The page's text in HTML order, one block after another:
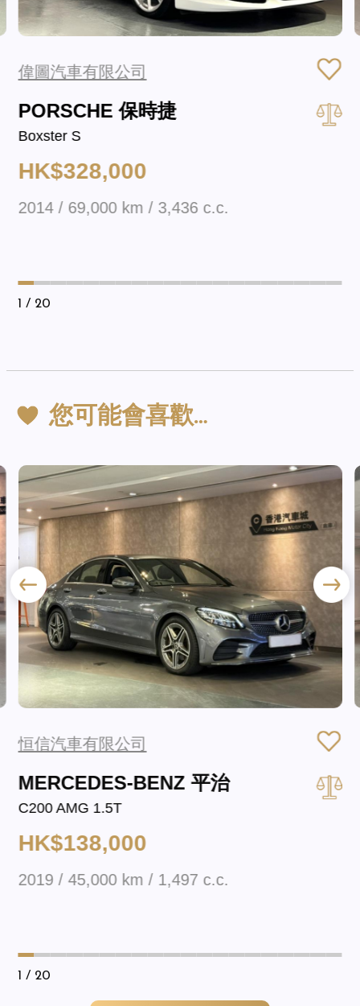
偉圖汽車有限公司
PORSCHE 保時捷
Boxster S
HK$328,000
2014 / 69,000 km / 3,436 c.c.
1 / 20
您可能會喜歡…
恒信汽車有限公司
MERCEDES-BENZ 平治
C200 AMG 1.5T
HK$138,000
2019 / 45,000 km / 1,497 c.c.
1 / 20